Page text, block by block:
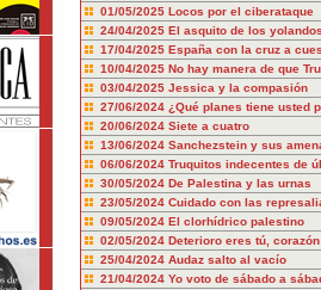
01/05/2025 Locos por el ciberataque
24/04/2025 El asquito de los
17/04/2025 España con la cruz a
10/04/2025 No hay manera de que
03/04/2025 Jessica y la compasión
27/06/2024 ¿Qué planes tiene usted
20/06/2024 Siete a cuatro
13/06/2024 Sanchezstein y sus
06/06/2024 Truquitos indecentes de
30/05/2024 De Palestina y las urnas
23/05/2024 Cuidado con las
09/05/2024 El clorhídrico palestino
02/05/2024 Deterioro eres tú, corazón
25/04/2024 Audaz salto al vacío
21/04/2024 Yo voto de sábado a